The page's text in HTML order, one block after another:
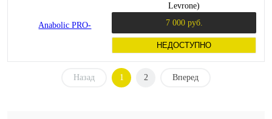
Levrone)
7 000 руб.
НЕДОСТУПНО
Назад 1 2 Вперед